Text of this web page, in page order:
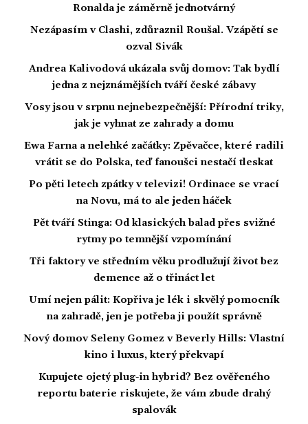
Ronalda je záměrně jednotvárný
Nezápasím v Clashi, zdůraznil Roušal. Vzápětí se
ozval Sivák
Andrea Kalivodová ukázala svůj domov: Tak bydlí
jedna z nejznámějších tváří české zábavy
Vosy jsou v srpnu nejnebezpečnější: Přírodní triky,
jak je vyhnat ze zahrady a domu
Ewa Farna a nelehké začátky: Zpěvačce, které radili
vrátit se do Polska, teď fanoušci nestačí tleskat
Po pěti letech zpátky v televizi! Ordinace se vrací
na Novu, má to ale jeden háček
Pět tváří Stinga: Od klasických balad přes svižné
rytmy po temnější vzpomínání
Tři faktory ve středním věku prodlužují život bez
demence až o třináct let
Umí nejen pálit: Kopřiva je lék i skvělý pomocník
na zahradě, jen je potřeba ji použít správně
Nový domov Seleny Gomez v Beverly Hills: Vlastní
kino i luxus, který překvapí
Kupujete ojetý plug-in hybrid? Bez ověřeného
reportu baterie riskujete, že vám zbude drahý
spalovák